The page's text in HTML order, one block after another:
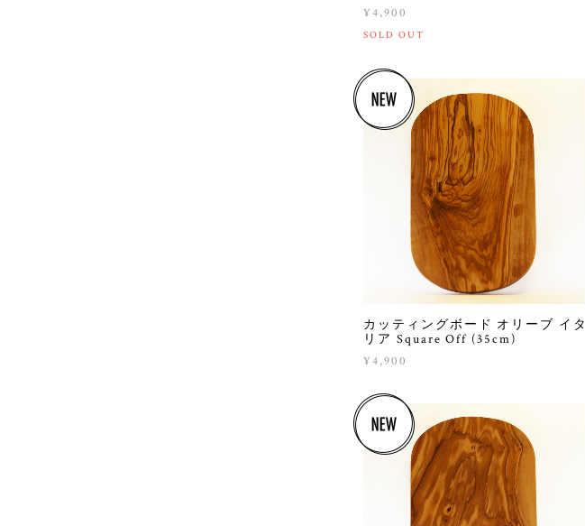
¥4,900
SOLD OUT
カッティングボード オリーブ イタ
リア Square Off (35cm)
¥4,900